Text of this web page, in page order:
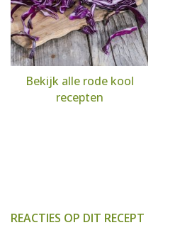
Bekijk alle rode kool
recepten
REACTIES OP DIT RECEPT